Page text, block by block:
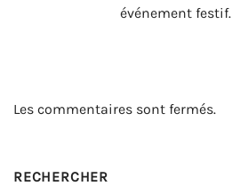
événement festif.
Les commentaires sont fermés.
RECHERCHER